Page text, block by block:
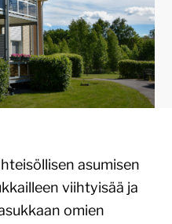
asumisen
viihtyisää ja
omien